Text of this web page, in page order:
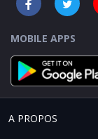
MOBILE APPS
A PROPOS